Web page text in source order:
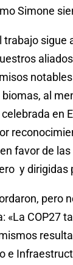
Simone
trabajo
al
en
favor de
y dirigidas
pero
«La COP27
e